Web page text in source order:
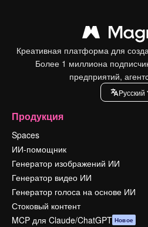
Креативная платформа для
Более 1 миллиона
предприятий,
Pусский
Продукция
Spaces
ИИ-помощник
Генератор изображений ИИ
Генератор видео ИИ
Генератор голоса на основе ИИ
Стоковый контент
MCP для Claude/ChatGPT Новое